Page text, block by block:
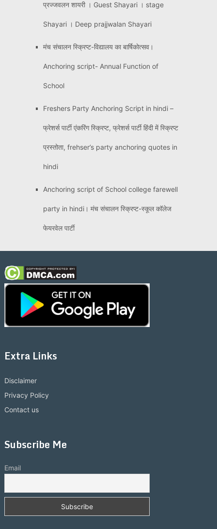
प्रज्जवलन शायरी । Guest Shayari । stage
Shayari । Deep prajjwalan Shayari
मंच संचालन स्क्रिप्ट-विद्यालय का बार्षिकोत्सव।
Anchoring script- Annual Function of
School
Freshers Party Anchoring Script in hindi –
फ्रेशर्स पार्टी एंकरिंग स्क्रिप्ट, फ्रेशर्स पार्टी हिंदी में स्क्रिप्ट
प्रस्तोता, frehser’s party anchoring quotes in
hindi
Anchoring script of School college farewell
party in hindi। मंच संचालन स्क्रिप्ट-स्कूल कॉलेज
फेयरवेल पार्टी
Extra Links
Disclaimer
Privacy Policy
Contact us
Subscribe Me
Email